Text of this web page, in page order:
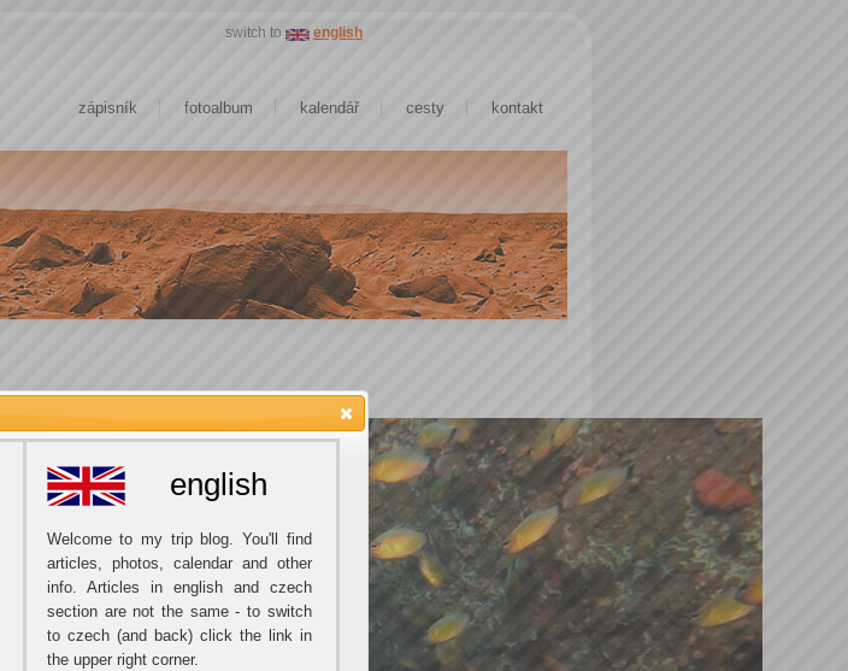
switch to english
zápisník fotoalbum kalendář cesty kontakt
english
Welcome to my trip blog. You'll find
articles, photos, calendar and other
info. Articles in english and czech
section are not the same - to switch
to czech (and back) click the link in
the upper right corner.